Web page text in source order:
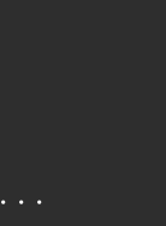
・・